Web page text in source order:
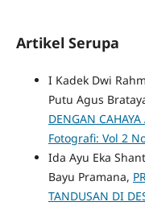
Artikel Serupa
I Kadek Dwi
Putu Agus
DENGAN
Fotografi: Vol 2
Ida Ayu Eka
Bayu Pramana,
TANDUSAN DI